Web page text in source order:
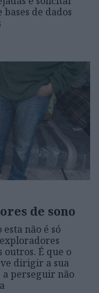
bases de dados
de sono
não é só
outros. É que o
dirigir a sua
a perseguir não